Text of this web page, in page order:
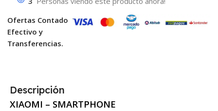
Ofertas Contado
Efectivo y
Transferencias.
Descripción
XIAOMI – SMARTPHONE